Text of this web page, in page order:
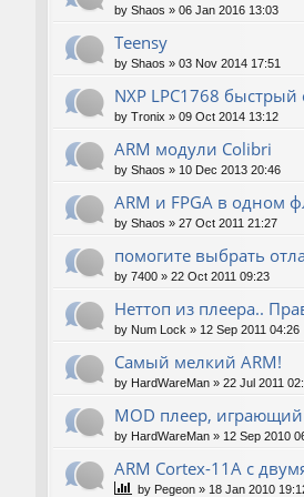
by Shaos » 06 Jan 2016 13:03
Teensy
by Shaos » 03 Nov 2014 17:51
NXP LPC1768 быстрый
by Tronix » 09 Oct 2014 13:12
ARM модули Colibri
by Shaos » 10 Dec 2013 20:46
ARM и FPGA в одном
by Shaos » 27 Oct 2011 21:27
помогите выбрать
by 7400 » 22 Oct 2011 09:23
Неттоп из плеера..
by Num Lock » 12 Sep 2011 04:26
Самый мелкий ARM!
by HardWareMan » 22 Jul 2011
MOD плеер,
by HardWareMan » 12 Sep 2010
ARM Cortex-11A с
by Pegeon » 18 Jan 2010